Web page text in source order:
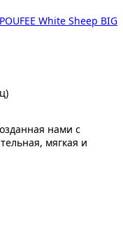
White Sheep BIG
нами с
мягкая и